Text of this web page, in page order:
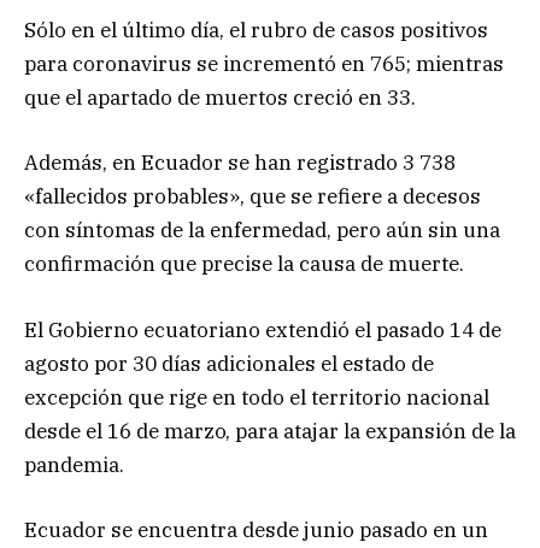
Sólo en el último día, el rubro de casos positivos
para coronavirus se incrementó en 765; mientras
que el apartado de muertos creció en 33.
Además, en Ecuador se han registrado 3 738
«fallecidos probables», que se refiere a decesos
con síntomas de la enfermedad, pero aún sin una
confirmación que precise la causa de muerte.
El Gobierno ecuatoriano extendió el pasado 14 de
agosto por 30 días adicionales el estado de
excepción que rige en todo el territorio nacional
desde el 16 de marzo, para atajar la expansión de la
pandemia.
Ecuador se encuentra desde junio pasado en un